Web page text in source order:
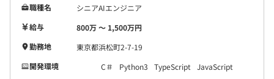
職種名
シニアAIエンジニア
給与
800万 〜 1,500万円
勤務地
東京都浜松町2-7-19
開発環境
C＃ Python3 TypeScript
JavaScript